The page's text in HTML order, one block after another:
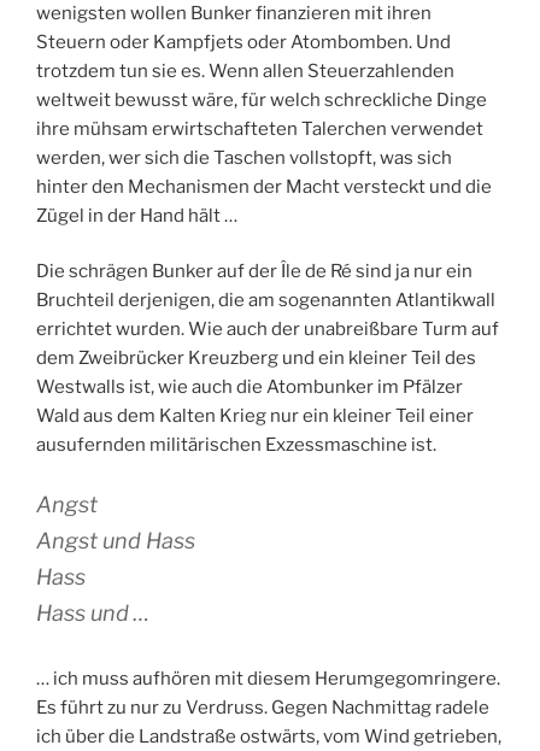
wenigsten wollen Bunker finanzieren mit ihren
Steuern oder Kampfjets oder Atombomben. Und
trotzdem tun sie es. Wenn allen Steuerzahlenden
weltweit bewusst wäre, für welch schreckliche Dinge
ihre mühsam erwirtschafteten Talerchen verwendet
werden, wer sich die Taschen vollstopft, was sich
hinter den Mechanismen der Macht versteckt und die
Zügel in der Hand hält …
Die schrägen Bunker auf der Île de Ré sind ja nur ein
Bruchteil derjenigen, die am sogenannten Atlantikwall
errichtet wurden. Wie auch der unabreißbare Turm auf
dem Zweibrücker Kreuzberg und ein kleiner Teil des
Westwalls ist, wie auch die Atombunker im Pfälzer
Wald aus dem Kalten Krieg nur ein kleiner Teil einer
ausufernden militärischen Exzessmaschine ist.
Angst
Angst und Hass
Hass
Hass und …
… ich muss aufhören mit diesem Herumgegomringere.
Es führt zu nur zu Verdruss. Gegen Nachmittag radele
ich über die Landstraße ostwärts, vom Wind getrieben,